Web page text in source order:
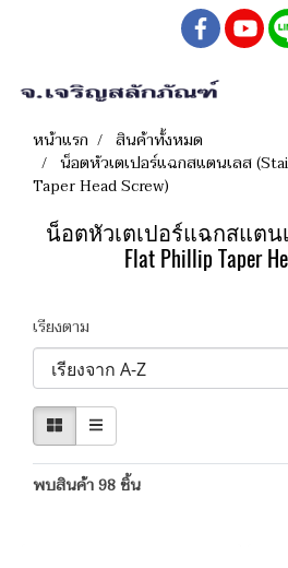
หน้าแรก
สินค้าทั้งหมด
น็อตหัวเตเปอร์แฉกสแตนเลส
Taper Head Screw)
น็อตหัวเตเปอร์แฉกสแตนเ
Flat Phillip Taper
เรียงตาม
พบสินค้า 98 ชิ้น